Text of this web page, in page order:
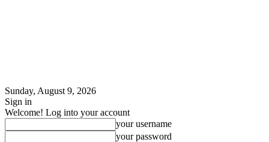
Sunday, August 9, 2026
Sign in
Welcome! Log into your account
your username
your password